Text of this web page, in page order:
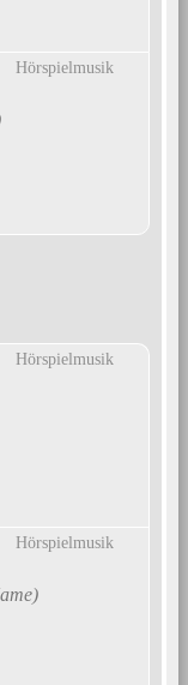
Hörspielmusik
Hörspielmusik
Hörspielmusik